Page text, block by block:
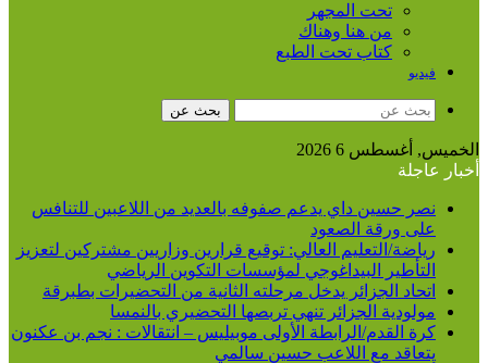
تحت المجهر
من هنا وهناك
كتاب تحت الطبع
فيديو
بحث عن
الخميس, أغسطس 6 2026
أخبار عاجلة
نصر حسين داي يدعم صفوفه بالعديد من اللاعبين للتنافس
على ورقة الصعود
رياضة/التعليم العالي: توقيع قرارين وزاريين مشتركين لتعزيز
التأطير البيداغوجي لمؤسسات التكوين الرياضي
اتحاد الجزائر يدخل مرحلته الثانية من التحضيرات بطبرقة
مولودية الجزائر تنهي تربصها التحضيري بالنمسا
كرة القدم/الرابطة الأولى موبيليس – انتقالات : نجم بن عكنون
يتعاقد مع اللاعب حسين سالمي